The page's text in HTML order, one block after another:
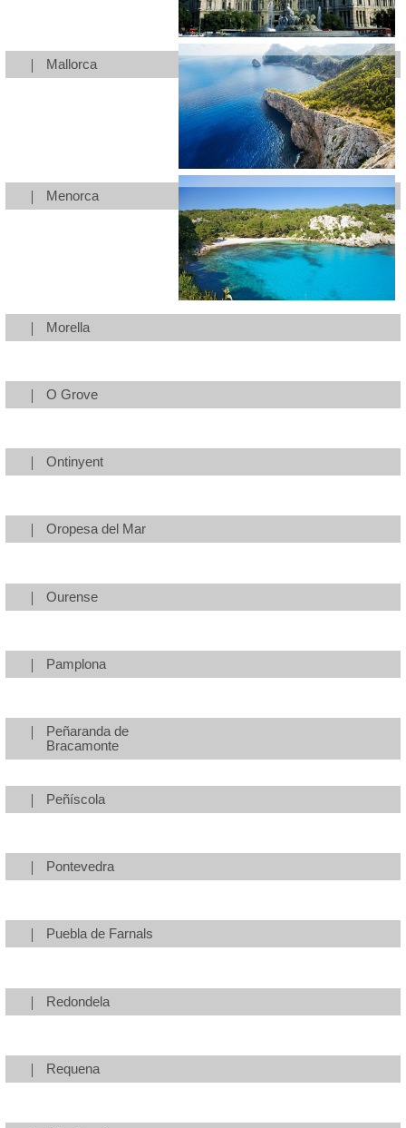
Mallorca
Menorca
Morella
O Grove
Ontinyent
Oropesa del Mar
Ourense
Pamplona
Peñaranda de
Bracamonte
Peñíscola
Pontevedra
Puebla de Farnals
Redondela
Requena